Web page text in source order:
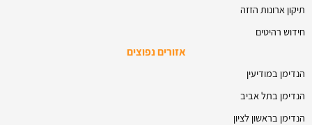
תיקון ארונות הזזה
חידוש רהיטים
אזורים נפוצים
הנדימן במודיעין
הנדימן בתל אביב
הנדימן בראשון לציון